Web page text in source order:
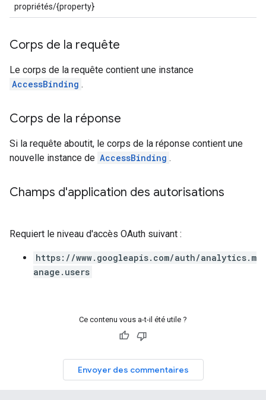
propriétés/{property}
Corps de la requête
Le corps de la requête contient une instance
AccessBinding .
Corps de la réponse
Si la requête aboutit, le corps de la réponse contient une
nouvelle instance de AccessBinding .
Champs d'application des autorisations
Requiert le niveau d'accès OAuth suivant :
https://www.googleapis.com/auth/analytics.m
anage.users
Ce contenu vous a-t-il été utile ?
Envoyer des commentaires